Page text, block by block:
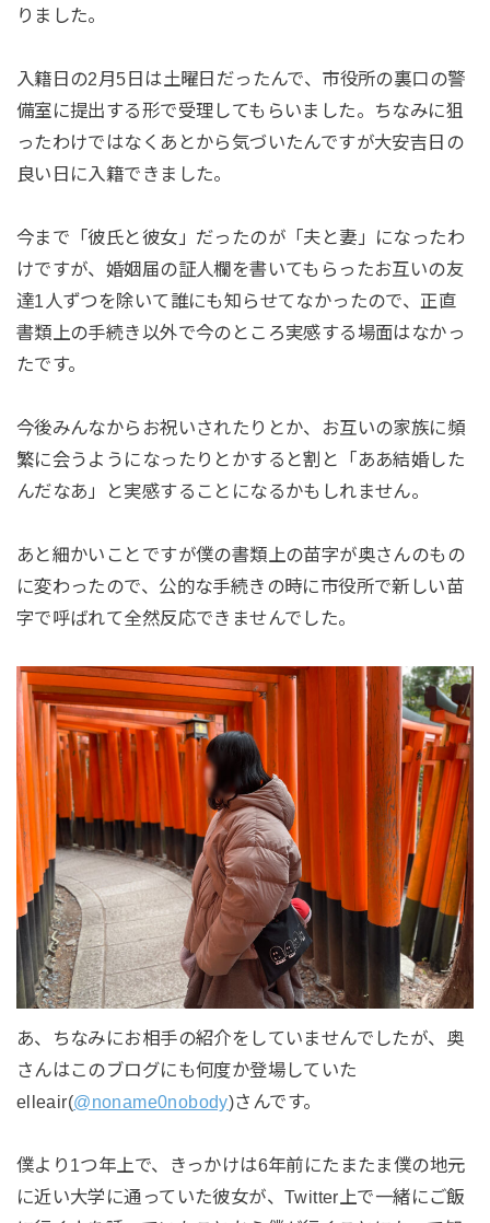
りました。
入籍日の2月5日は土曜日だったんで、市役所の裏口の警
備室に提出する形で受理してもらいました。ちなみに狙
ったわけではなくあとから気づいたんですが大安吉日の
良い日に入籍できました。
今まで「彼氏と彼女」だったのが「夫と妻」になったわ
けですが、婚姻届の証人欄を書いてもらったお互いの友
達1人ずつを除いて誰にも知らせてなかったので、正直
書類上の手続き以外で今のところ実感する場面はなかっ
たです。
今後みんなからお祝いされたりとか、お互いの家族に頻
繁に会うようになったりとかすると割と「ああ結婚した
んだなあ」と実感することになるかもしれません。
あと細かいことですが僕の書類上の苗字が奥さんのもの
に変わったので、公的な手続きの時に市役所で新しい苗
字で呼ばれて全然反応できませんでした。
あ、ちなみにお相手の紹介をしていませんでしたが、奥
さんはこのブログにも何度か登場していた
elleair(@noname0nobody)さんです。
僕より1つ年上で、きっかけは6年前にたまたま僕の地元
に近い大学に通っていた彼女が、Twitter上で一緒にご飯